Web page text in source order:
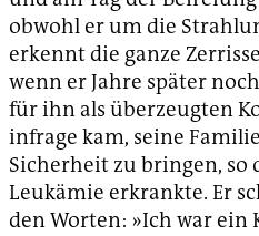
obwohl er um die
erkennt die ganze
wenn er Jahre später
für ihn als überzeugten
infrage kam, seine
Sicherheit zu bringen, so
Leukämie erkrankte. Er
den Worten: »Ich war